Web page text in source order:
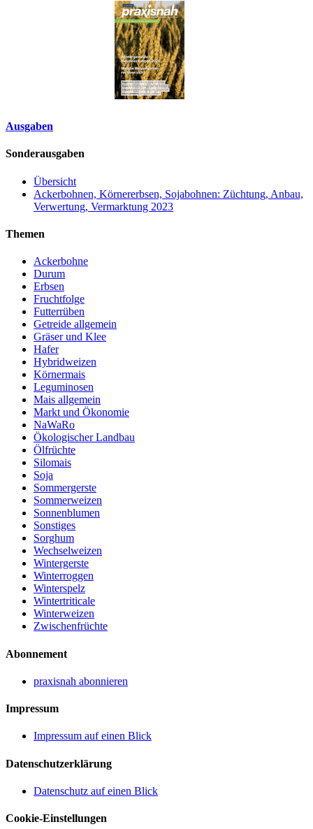
Ausgaben
Sonderausgaben
Übersicht
Ackerbohnen, Körnererbsen, Sojabohnen: Züchtung, Anbau,
Verwertung, Vermarktung 2023
Themen
Ackerbohne
Durum
Erbsen
Fruchtfolge
Futterrüben
Getreide allgemein
Gräser und Klee
Hafer
Hybridweizen
Körnermais
Leguminosen
Mais allgemein
Markt und Ökonomie
NaWaRo
Ökologischer Landbau
Ölfrüchte
Silomais
Soja
Sommergerste
Sommerweizen
Sonnenblumen
Sonstiges
Sorghum
Wechselweizen
Wintergerste
Winterroggen
Winterspelz
Wintertriticale
Winterweizen
Zwischenfrüchte
Abonnement
praxisnah abonnieren
Impressum
Impressum auf einen Blick
Datenschutzerklärung
Datenschutz auf einen Blick
Cookie-Einstellungen